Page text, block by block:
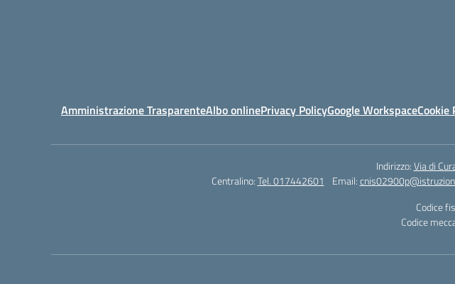
Amministrazione TrasparenteAlbo onlinePrivacy PolicyGoogle WorkspaceCookie
Indirizzo:Via di
Centralino:Tel. 017442601 Email:
Codice
Codice